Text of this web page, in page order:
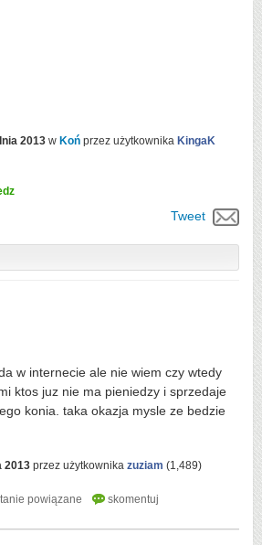
2013 w Koń przez użytkownika KingaK
Tweet
w internecie ale nie wiem czy wtedy
ktos juz nie ma pieniedzy i sprzedaje
konia. taka okazja mysle ze bedzie
2013 przez użytkownika zuziam (1,489)